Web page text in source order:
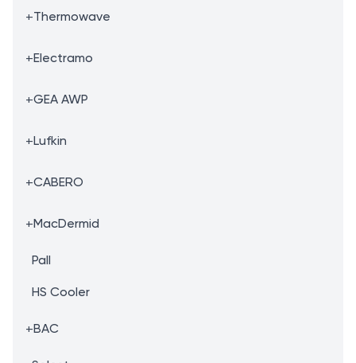
+Thermowave
+Electramo
+GEA AWP
+Lufkin
+CABERO
+MacDermid
Pall
HS Cooler
+BAC